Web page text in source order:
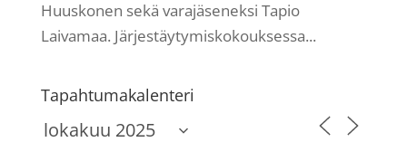
Huuskonen sekä varajäseneksi Tapio
Laivamaa. Järjestäytymiskokouksessa...
Tapahtumakalenteri